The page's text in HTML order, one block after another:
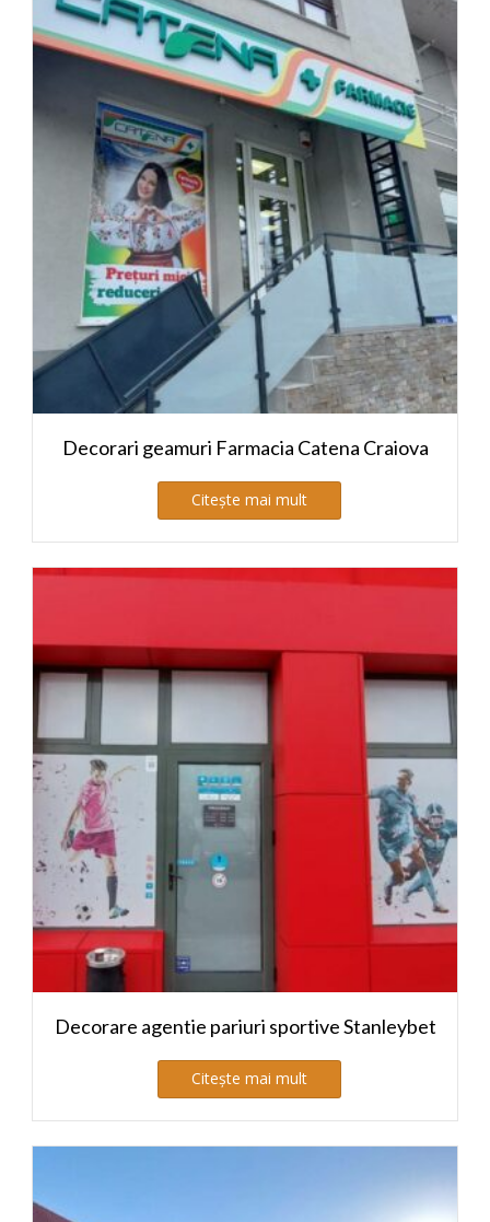
Decorari geamuri Farmacia Catena Craiova
Citește mai mult
Decorare agentie pariuri sportive Stanleybet
Citește mai mult